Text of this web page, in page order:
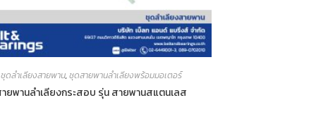
ชุดลำเลียงสายพาน,ชุดสายพานลำเลียงพร้อมมอเตอร์
ยพานลำเลียงกระสอบ รุ่น สายพานสแตนเลส